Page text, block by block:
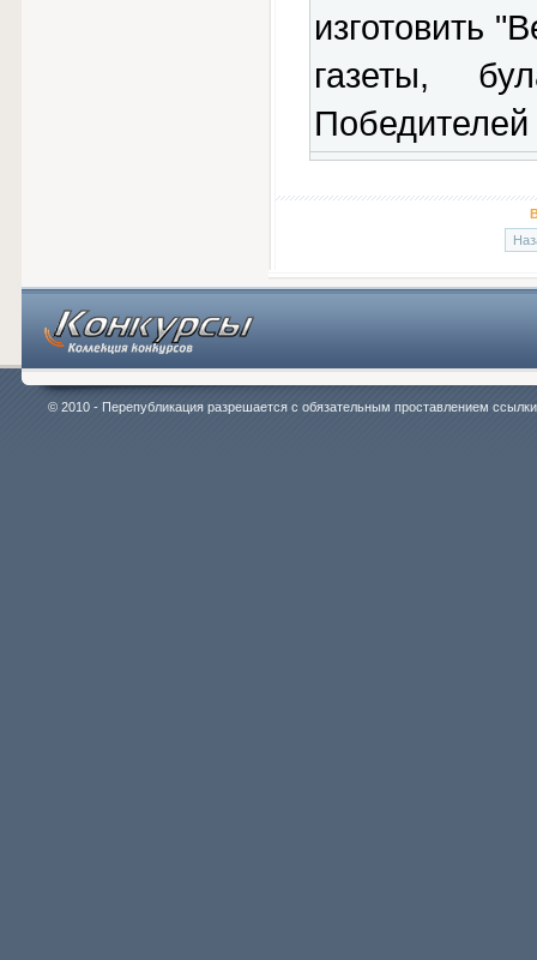
изготовить
газеты,
Победителей
© 2010 - Перепубликация разрешается с обязательным проставлением